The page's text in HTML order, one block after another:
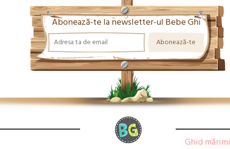
Abonează-te la newsletter-ul Bebe Ghi
Ghid mărimi